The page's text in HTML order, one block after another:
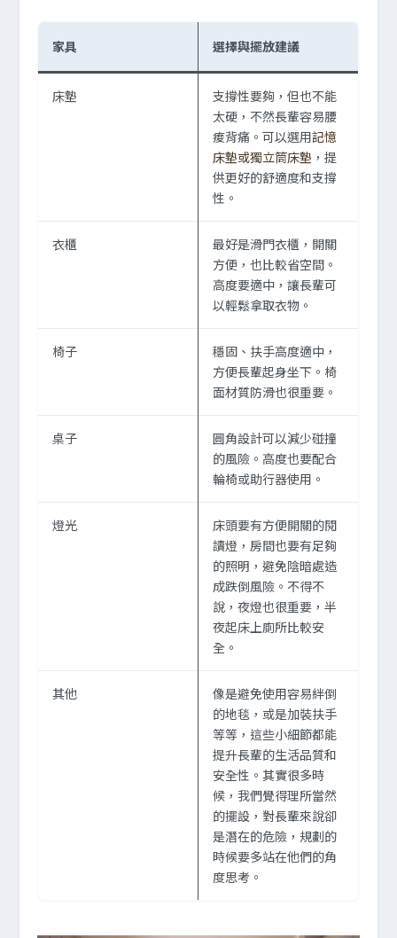
家具 選擇與擺放建議
床墊
支撐性要夠，但也不能
太硬，不然長輩容易腰
痠背痛。可以選用記憶
床墊或獨立筒床墊 ，提
供更好的舒適度和支撐
性。
衣櫃
最好是滑門衣櫃，開關
方便，也比較省空間。
高度要適中，讓長輩可
以輕鬆拿取衣物。
椅子
穩固、扶手高度適中，
方便長輩起身坐下。椅
面材質防滑也很重要。
桌子
圓角設計可以減少碰撞
的風險。高度也要配合
輪椅或助行器使用。
燈光
床頭要有方便開關的閱
讀燈，房間也要有足夠
的照明，避免陰暗處造
成跌倒風險。不得不
說，夜燈也很重要，半
夜起床上廁所比較安
全。
其他
像是避免使用容易絆倒
的地毯，或是加裝扶手
等等，這些小細節都能
提升長輩的生活品質和
安全性。其實很多時
候，我們覺得理所當然
的擺設，對長輩來說卻
是潛在的危險，規劃的
時候要多站在他們的角
度思考。